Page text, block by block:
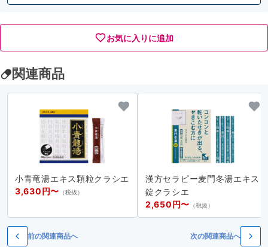
お気に入りに追加
関連商品
小青竜湯エキス顆粒クラシエ
3,630円〜 （税抜）
漢方セラピー麦門冬湯エキス
錠クラシエ
2,650円〜 （税抜）
前の関連商品へ 次の関連商品へ